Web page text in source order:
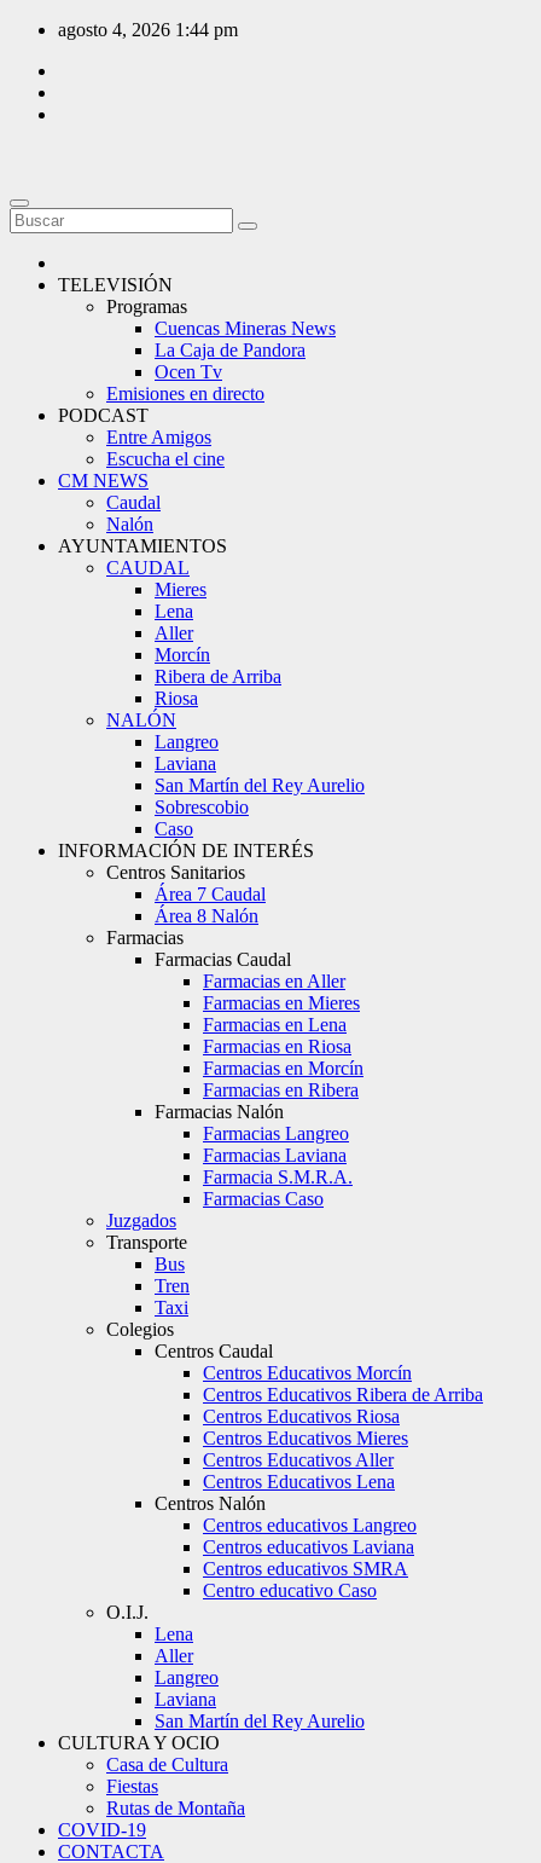
Saltar
contenido
agosto 4, 2026 1:44 pm
TELEVISIÓN
Programas
Cuencas Mineras News
La Caja de Pandora
Ocen Tv
Emisiones en directo
PODCAST
Entre Amigos
Escucha el cine
CM NEWS
Caudal
Nalón
AYUNTAMIENTOS
CAUDAL
Mieres
Lena
Aller
Morcín
Ribera de Arriba
Riosa
NALÓN
Langreo
Laviana
San Martín del Rey Aurelio
Sobrescobio
Caso
INFORMACIÓN DE INTERÉS
Centros Sanitarios
Área 7 Caudal
Área 8 Nalón
Farmacias
Farmacias Caudal
Farmacias en Aller
Farmacias en Mieres
Farmacias en Lena
Farmacias en Riosa
Farmacias en Morcín
Farmacias en Ribera
Farmacias Nalón
Farmacias Langreo
Farmacias Laviana
Farmacia S.M.R.A.
Farmacias Caso
Juzgados
Transporte
Bus
Tren
Taxi
Colegios
Centros Caudal
Centros Educativos Morcín
Centros Educativos Ribera de Arriba
Centros Educativos Riosa
Centros Educativos Mieres
Centros Educativos Aller
Centros Educativos Lena
Centros Nalón
Centros educativos Langreo
Centros educativos Laviana
Centros educativos SMRA
Centro educativo Caso
O.I.J.
Lena
Aller
Langreo
Laviana
San Martín del Rey Aurelio
CULTURA Y OCIO
Casa de Cultura
Fiestas
Rutas de Montaña
COVID-19
CONTACTA